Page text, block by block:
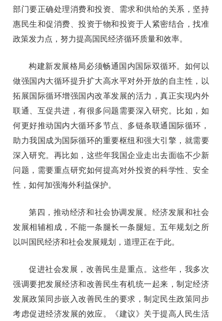
部门要正确处理消费和投资、需求和供给的关系，坚持
惠民生和促消费、投资于物和投资于人紧密结合，找准
政策发力点，努力提高国民经济循环质量和效率。
构建新发展格局必须畅通国内国际双循环。如何以
做强国内大循环提升扩大高水平对外开放的自主性，以
拓展国际循环增强国内改革发展的活力，真正实现内外
联通、互促共进，有很多问题需要深入研究。比如，如
何更好推动国内大循环多节点、多链条联通国际循环，
助力我国成为国际循环的重要枢纽和强大引擎，就需要
深入研究。再比如，这些年我国企业走出去面临不少新
问题，需要重点研究如何提高对外投资的科学性、安全
性，如何加强海外利益保护。
第四，推动经济和社会协调发展。经济发展和社会
发展相辅相成，不能一条腿长一条腿短。五年规划之所
以叫国民经济和社会发展规划，道理正在于此。
促进社会发展，改善民生是重点。这些年，我多次
强调要把发展经济和改善民生有机统一起来，制定经济
发展政策同步嵌入改善民生的要求，制定民生政策同步
考虑促进经济发展的效应。《建议》关于提高人民生活